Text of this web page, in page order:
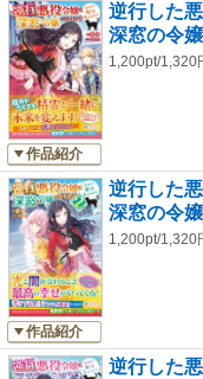
作品紹介
逆行した
深窓の令
1,200pt/1,320
作品紹介
逆行した
深窓の令
1,200pt/1,320
逆行した